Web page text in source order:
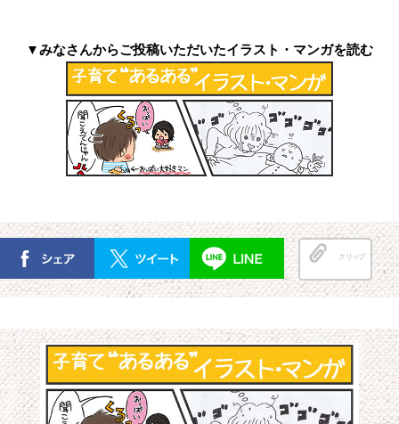
▼みなさんからご投稿いただいたイラスト・マンガを読む
クリップ